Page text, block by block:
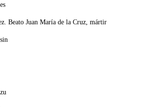
Beato Juan María de la Cruz, mártir